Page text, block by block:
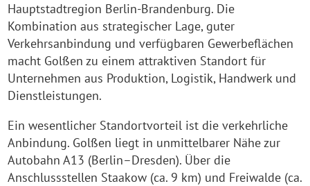
Hauptstadtregion Berlin-Brandenburg. Die
Kombination aus strategischer Lage, guter
Verkehrsanbindung und verfügbaren Gewerbeflächen
macht Golßen zu einem attraktiven Standort für
Unternehmen aus Produktion, Logistik, Handwerk und
Dienstleistungen.
Ein wesentlicher Standortvorteil ist die verkehrliche
Anbindung. Golßen liegt in unmittelbarer Nähe zur
Autobahn A13 (Berlin–Dresden). Über die
Anschlussstellen Staakow (ca. 9 km) und Freiwalde (ca.